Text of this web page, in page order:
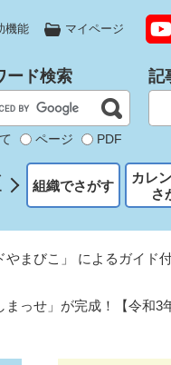
機能 マイページ
ード検索
ページ PDF
記
組織でさがす
カレ
さ
やまびこ」 によるガイド
っせ」が完成！【令和3